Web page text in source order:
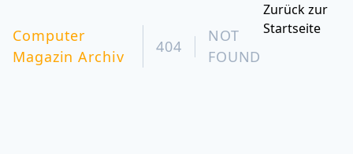
Computer
Magazin Archiv
404
NOT
FOUND
Zurück zur
Startseite